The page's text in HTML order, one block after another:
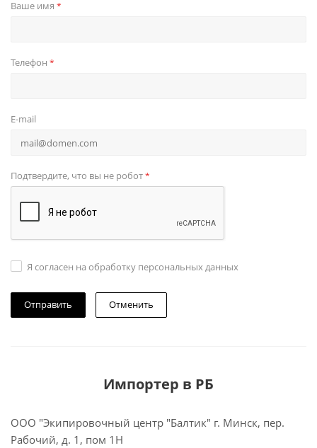
Ваше имя *
Телефон *
E-mail
Подтвердите, что вы не робот*
Я согласен на обработку персональных данных
Отменить
Импортер в РБ
ООО "Экипировочный центр "Балтик" г. Минск, пер.
Рабочий, д. 1, пом 1Н